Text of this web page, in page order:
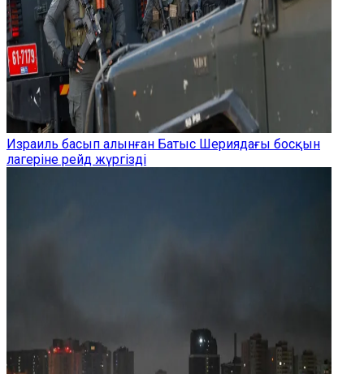
Израиль басып алынған Батыс Шериядағы босқын
лагеріне рейд жүргізді